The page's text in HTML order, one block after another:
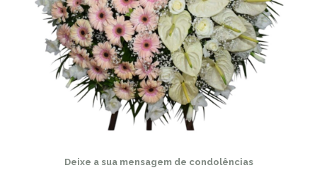
Deixe a sua mensagem de condolências